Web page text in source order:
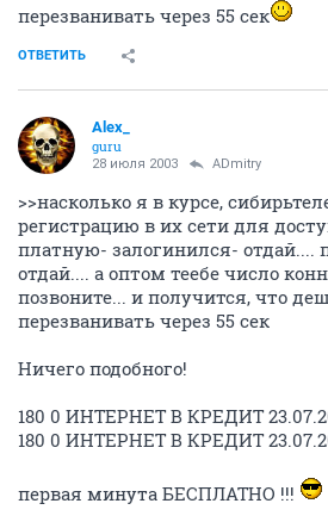
перезванивать через 55 сек
ОТВЕТИТЬ
Alex_
guru
28 июля 2003 ADmitry
>>насколько я в курсе,
регистрацию в их сети для
платную- залогинился- отдай....
отдай.... а оптом теебе число
позвоните... и получится, что
перезванивать через 55 сек
Ничего подобного!
180 0 ИНТЕРНЕТ В КРЕДИТ
180 0 ИНТЕРНЕТ В КРЕДИТ
первая минута БЕСПЛАТНО !!!